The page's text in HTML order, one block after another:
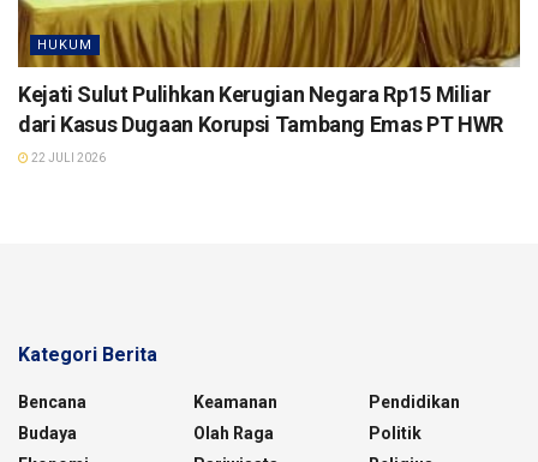
HUKUM
Kejati Sulut Pulihkan Kerugian Negara Rp15 Miliar
dari Kasus Dugaan Korupsi Tambang Emas PT HWR
22 JULI 2026
Kategori Berita
Bencana
Budaya
Keamanan
Olah Raga
Pendidikan
Politik